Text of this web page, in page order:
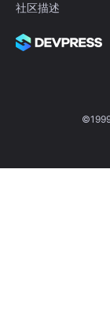
社区描述